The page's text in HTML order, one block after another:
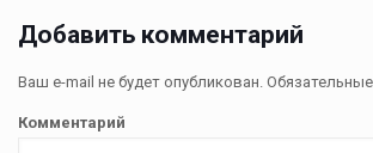
Добавить комментарий
Ваш e-mail не будет опубликован.
Комментарий